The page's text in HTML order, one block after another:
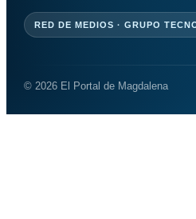
RED DE MEDIOS · GRUPO
© 2026 El Portal de Magdalena